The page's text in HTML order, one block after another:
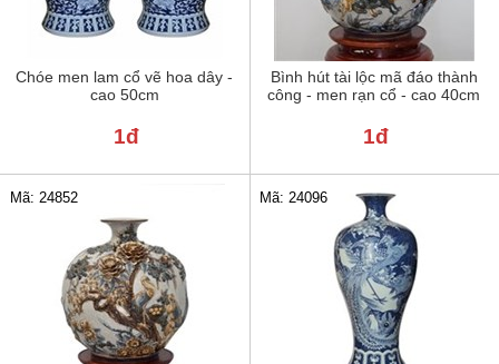
Chóe men lam cổ vẽ hoa dây -
cao 50cm
1đ
Bình hút tài lộc mã đáo thành
công - men rạn cổ - cao 40cm
1đ
Mã: 24852 Mã: 24096